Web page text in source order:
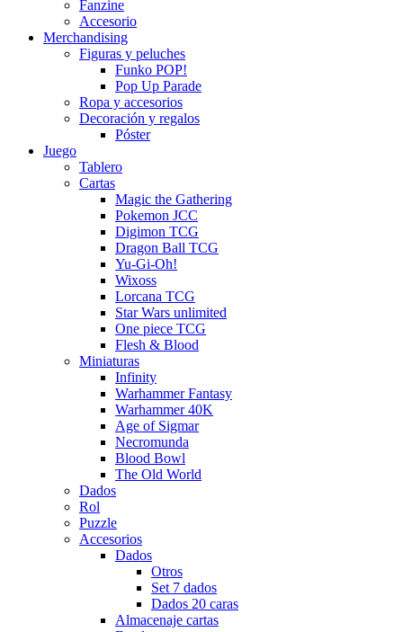
Fanzine
Accesorio
Merchandising
Figuras y peluches
Funko POP!
Pop Up Parade
Ropa y accesorios
Decoración y regalos
Póster
Juego
Tablero
Cartas
Magic the Gathering
Pokemon JCC
Digimon TCG
Dragon Ball TCG
Yu-Gi-Oh!
Wixoss
Lorcana TCG
Star Wars unlimited
One piece TCG
Flesh & Blood
Miniaturas
Infinity
Warhammer Fantasy
Warhammer 40K
Age of Sigmar
Necromunda
Blood Bowl
The Old World
Dados
Rol
Puzzle
Accesorios
Dados
Otros
Set 7 dados
Dados 20 caras
Almacenaje cartas